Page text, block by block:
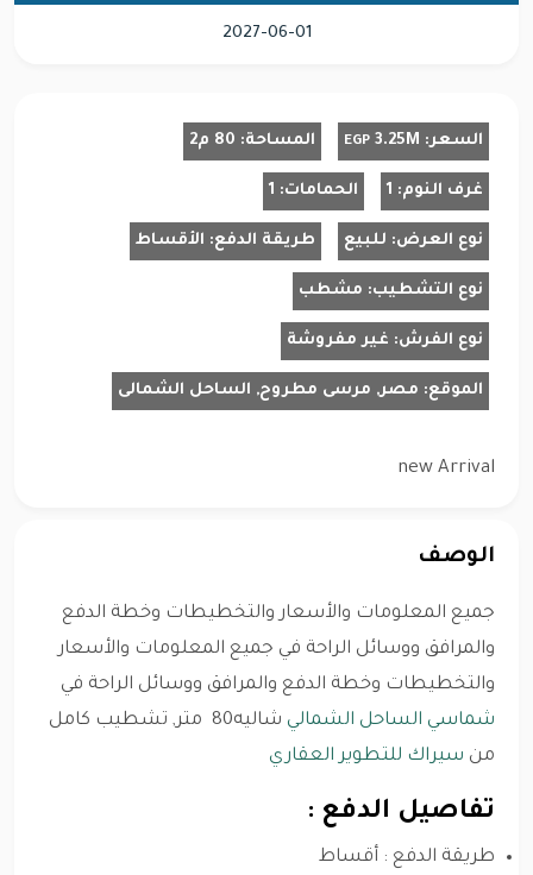
2027-06-01
السعر: 3.25M
EGP المساحة: 80 م2
غرف النوم: 1 الحمامات: 1
نوع العرض: للبيع طريقة الدفع: الأقساط
نوع التشطيب: مشطب
نوع الفرش: غير مفروشة
الموقع: مصر, مرسى مطروح, الساحل الشمالى
new Arrival
الوصف
جميع المعلومات والأسعار والتخطيطات وخطة الدفع
والمرافق ووسائل الراحة في جميع المعلومات والأسعار
والتخطيطات وخطة الدفع والمرافق ووسائل الراحة في
شماسي الساحل الشمالي
شاليه80 متر, تشطيب كامل
من سيراك للتطوير العقاري
تفاصيل الدفع :
طريقة الدفع : أقساط